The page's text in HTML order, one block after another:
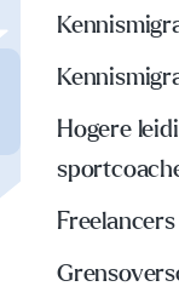
Hogere